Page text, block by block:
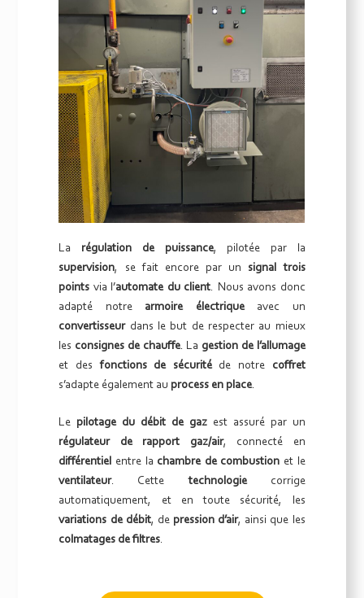
La régulation de puissance, pilotée par la
supervision, se fait encore par un signal trois
points via l’automate du client. Nous avons donc
adapté notre armoire électriqueavec un
convertisseurdans le but de respecter au mieux
les consignes de chauffe. La gestion de l’allumage
et desfonctions de sécuritéde notre coffret
s’adapte également au process en place.
Le pilotage du débit de gazest assuré par un
régulateur de rapport gaz/air, connecté en
différentiel entre la chambre de combustion et le
ventilateur. Cettetechnologiecorrige
automatiquement, et en toute sécurité, les
variations de débit, de pression d’air, ainsi que les
colmatages de filtres.